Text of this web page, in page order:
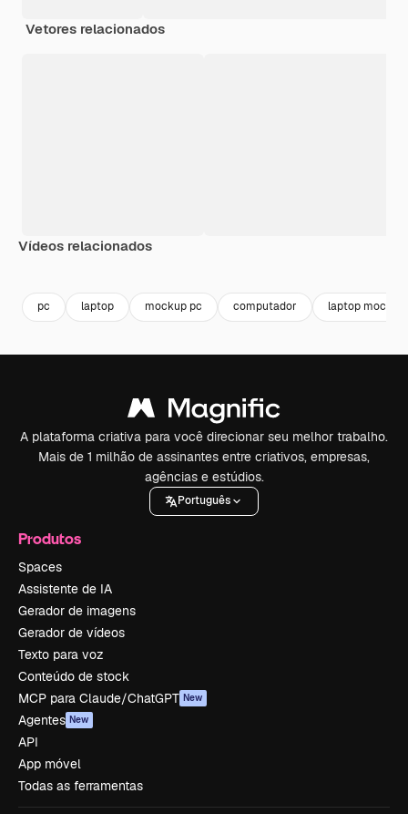
Vetores relacionados
Vídeos relacionados
pc laptop mockup pc computador laptop mockup
A plataforma criativa para você direcionar seu melhor trabalho.
Mais de 1 milhão de assinantes entre criativos, empresas,
agências e estúdios.
Português
Produtos
Spaces
Assistente de IA
Gerador de imagens
Gerador de vídeos
Texto para voz
Conteúdo de stock
MCP para Claude/ChatGPT New
Agentes New
API
App móvel
Todas as ferramentas